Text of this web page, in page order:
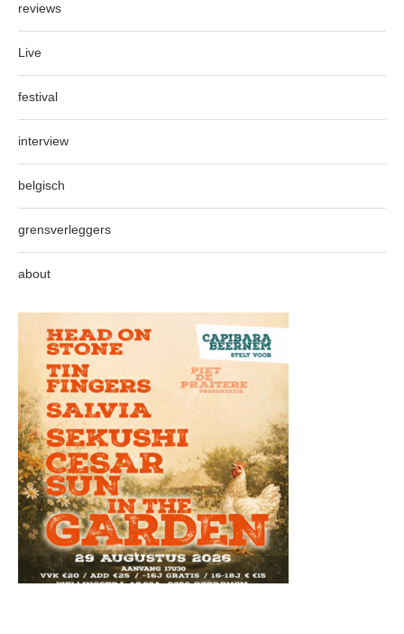
reviews
Live
festival
interview
belgisch
grensverleggers
about